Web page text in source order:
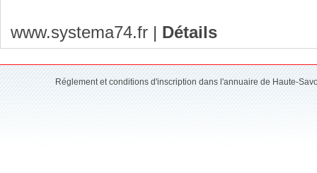
www.systema74.fr | Détails
Réglement et conditions d'inscription dans l'annuaire de Haute-